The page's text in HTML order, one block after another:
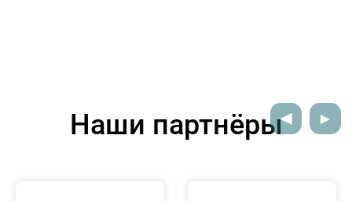
Наши партнёры